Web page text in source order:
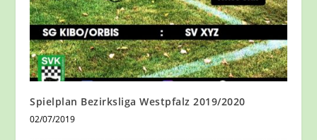
Spielplan Bezirksliga Westpfalz 2019/2020
02/07/2019